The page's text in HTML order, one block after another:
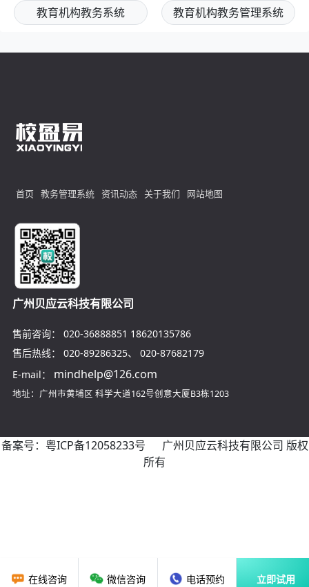
教育机构教务系统 教育机构教务管理系统
在线咨询 微信咨询 电话预约 立即试用
首页 教务管理系统 资讯动态 关于我们 网站地图
广州贝应云科技有限公司
售前咨询： 020-36888851 18620135786
售后热线：
020-89286325、 020-87682179
E-mail：
mindhelp@126.com
地址：广州市黄埔区 科学大道162号创意大厦B3栋1203
备案号： 粤ICP备12058233号 广州贝应云科技有限公司 版权
所有